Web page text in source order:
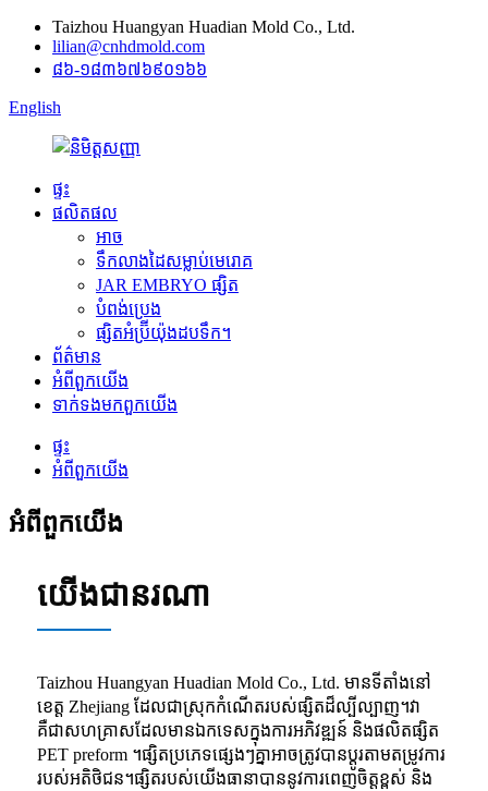
Taizhou Huangyan Huadian Mold Co., Ltd.
lilian@cnhdmold.com
៨៦-១៨៣៦៧៦៩០១៦៦
English
ផ្ទះ
ផលិតផល
អាច
ទឹកលាងដៃសម្លាប់មេរោគ
JAR EMBRYO ផ្សិត
បំពង់ប្រេង
ផ្សិតអំប្រ៊ីយ៉ុងដបទឹក។
ព័ត៌មាន
អំពី​ពួក​យើង
ទាក់ទង​មក​ពួក​យើង
ផ្ទះ
អំពី​ពួក​យើង
អំពី​ពួក​យើង
យើង​ជា​នរណា
Taizhou Huangyan Huadian Mold Co., Ltd. មានទីតាំងនៅ
ខេត្ត Zhejiang ដែលជាស្រុកកំណើតរបស់ផ្សិតដ៏ល្បីល្បាញ។វា
គឺជាសហគ្រាសដែលមានឯកទេសក្នុងការអភិវឌ្ឍន៍ និងផលិតផ្សិត
PET preform ។ផ្សិតប្រភេទផ្សេងៗគ្នាអាចត្រូវបានប្តូរតាមតម្រូវការ
របស់អតិថិជន។ផ្សិតរបស់យើងធានាបាននូវការពេញចិត្តខ្ពស់ និង